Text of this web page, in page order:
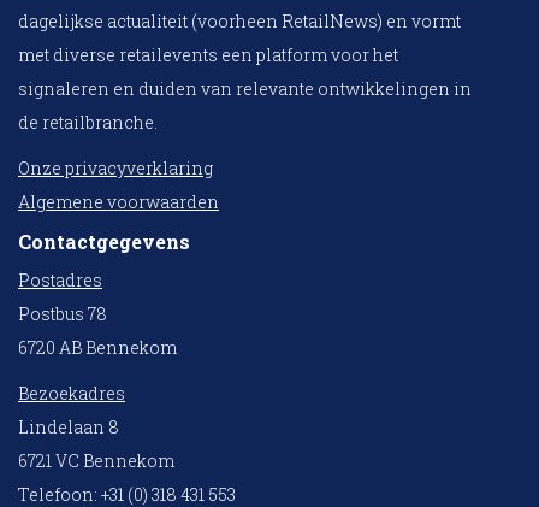
dagelijkse actualiteit (voorheen RetailNews) en vormt
met diverse retailevents een platform voor het
signaleren en duiden van relevante ontwikkelingen in
de retailbranche.
Onze privacyverklaring
Algemene voorwaarden
Contactgegevens
Postadres
Postbus 78
6720 AB Bennekom
Bezoekadres
Lindelaan 8
6721 VC Bennekom
Telefoon: +31 (0) 318 431 553